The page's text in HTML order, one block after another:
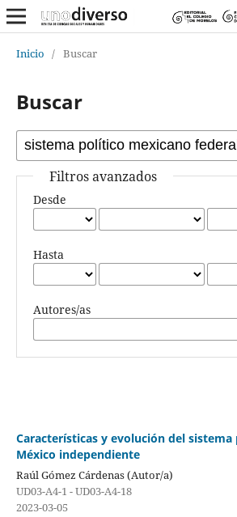
Inicio / Buscar
Buscar
Filtros avanzados
Desde
Hasta
Autores/as
Características y evolución del
México independiente
Raúl Gómez Cárdenas (Autor/a)
UD03-A4-1 - UD03-A4-18
2023-03-05